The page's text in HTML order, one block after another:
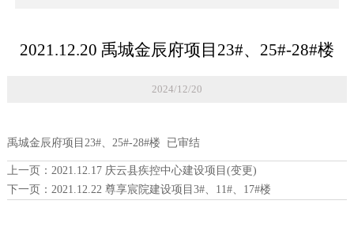
2021.12.20 禹城金辰府项目23#、25#-28#楼
2024/12/20
禹城金辰府项目23#、25#-28#楼 已审结
上一页： 2021.12.17 庆云县疾控中心建设项目(变更)
下一页： 2021.12.22 尊享宸院建设项目3#、11#、17#楼